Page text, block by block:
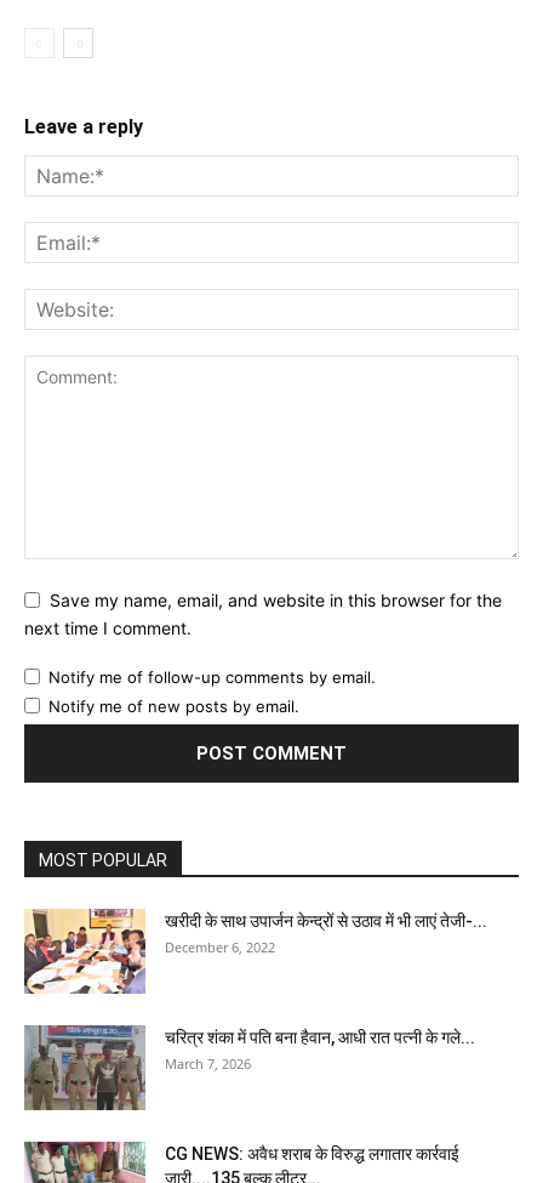
Leave a reply
Save my name, email, and website in this browser for the
next time I comment.
Notify me of follow-up comments by email.
Notify me of new posts by email.
MOST POPULAR
खरीदी के साथ उपार्जन केन्द्रों से उठाव में भी लाएं तेजी-...
December 6, 2022
चरित्र शंका में पति बना हैवान, आधी रात पत्नी के गले...
March 7, 2026
CG NEWS: अवैध शराब के विरुद्ध लगातार कार्रवाई
जारी....135 बल्क लीटर...